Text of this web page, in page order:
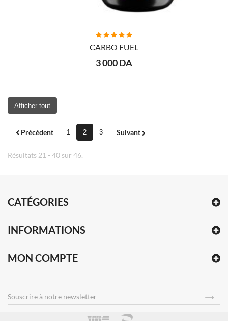
AJOUTER AU PANIER
CARBO FUEL
3 000 DA
Afficher tout
Précédent 1 2 3 Suivant
Résultats 21 - 40 sur 46.
CATÉGORIES
INFORMATIONS
MON COMPTE
Souscrireà notre newsletter